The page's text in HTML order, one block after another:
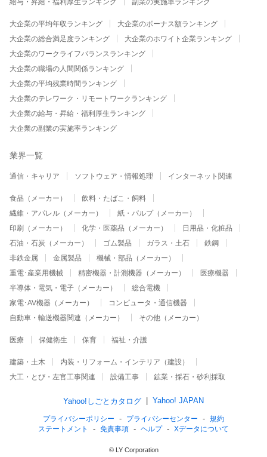
給与・昇給・福利厚生ランキング
副業の実施率ランキング
大企業の平均年収ランキング
大企業のボーナス額ランキング
大企業の総合満足度ランキング
大企業のホワイト企業ランキング
大企業のワークライフバランスランキング
大企業の職場の人間関係ランキング
大企業の平均残業時間ランキング
大企業のテレワーク・リモートワークランキング
大企業の給与・昇給・福利厚生ランキング
大企業の副業の実施率ランキング
業界一覧
通信・キャリア ソフトウェア・情報処理 インターネット関連
食品（メーカー）
飲料・たばこ・飼料
繊維・アパレル（メーカー）
紙・パルプ（メーカー）
印刷（メーカー）
化学・医薬品（メーカー）
日用品・化粧品
石油・石炭（メーカー）
ゴム製品 ガラス・土石
鉄鋼
非鉄金属
金属製品
機械・部品（メーカー）
重電･産業用機械
精密機器・計測機器（メーカー）
医療機器
半導体・電気・電子（メーカー）
総合電機
家電･AV機器（メーカー）
コンピュータ・通信機器
自動車・輸送機器関連（メーカー）
その他（メーカー）
医療 保健衛生 保育 福祉・介護
建築・土木
内装・リフォーム・インテリア（建設）
大工・とび・左官工事関連
設備工事 鉱業・採石・砂利採取
Yahoo!しごとカタログ Yahoo! JAPAN
プライバシーポリシー プライバシーセンター
規約
ステートメント
免責事項 ヘルプ Xデータについて
© LY Corporation